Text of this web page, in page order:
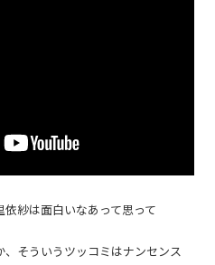
紗は面白いなあって思って
、そういうツッコミはナンセンス